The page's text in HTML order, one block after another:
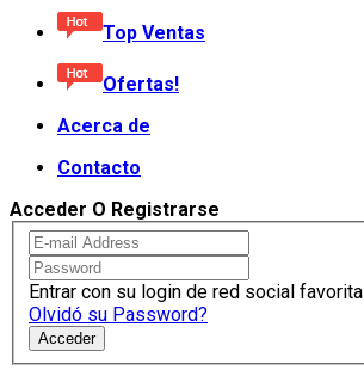
Top Ventas
Ofertas!
Acerca de
Contacto
Acceder O Registrarse
Entrar con su login de red social favorita
Olvidó su Password?
Acceder